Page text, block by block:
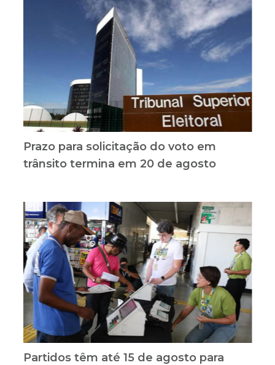
Prazo para solicitação do voto em
trânsito termina em 20 de agosto
Partidos têm até 15 de agosto para